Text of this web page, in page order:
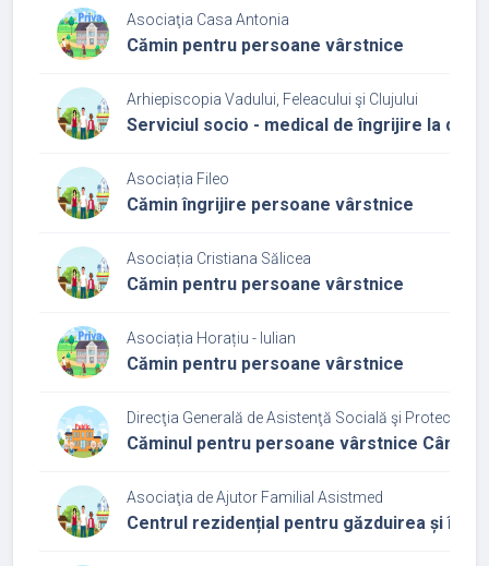
Asociaţia Casa Antonia
Cămin pentru persoane vârstnice
Arhiepiscopia Vadului, Feleacului şi Clujului
Serviciul socio - medical de îngrijire la
Asociația Fileo
Cămin îngrijire persoane vârstnice
Asociația Cristiana Sălicea
Cămin pentru persoane vârstnice
Asociația Horațiu - Iulian
Cămin pentru persoane vârstnice
Direcţia Generală de Asistenţă Socială şi Protecţia
Căminul pentru persoane vârstnice Câmpia
Asociaţia de Ajutor Familial Asistmed
Centrul rezidențial pentru găzduirea și